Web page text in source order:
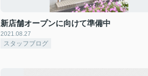
新店舗オープンに向けて準備中
2021.08.27
スタッフブログ